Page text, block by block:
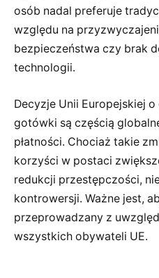
osób nadal preferuje
względu na
bezpieczeństwa czy brak
technologii.
Decyzje Unii Europejskiej
gotówki są częścią
płatności. Chociaż takie
korzyści w postaci
redukcji przestępczości,
kontrowersji. Ważne jest,
przeprowadzany z
wszystkich obywateli UE.